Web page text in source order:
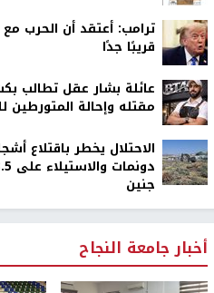
ترامب: أعتقد أن الحرب
قريبًا جدًا
عائلة بشار عقل تطالب
مقتله وإحالة المتورطين
جنين
أخبار جامعة النجاح